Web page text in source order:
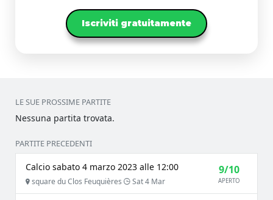
Iscriviti gratuitamente
LE SUE PROSSIME PARTITE
Nessuna partita trovata.
PARTITE PRECEDENTI
Calcio sabato 4 marzo 2023 alle 12:00
square du Clos Feuquières Sat 4 Mar
9/10
APERTO